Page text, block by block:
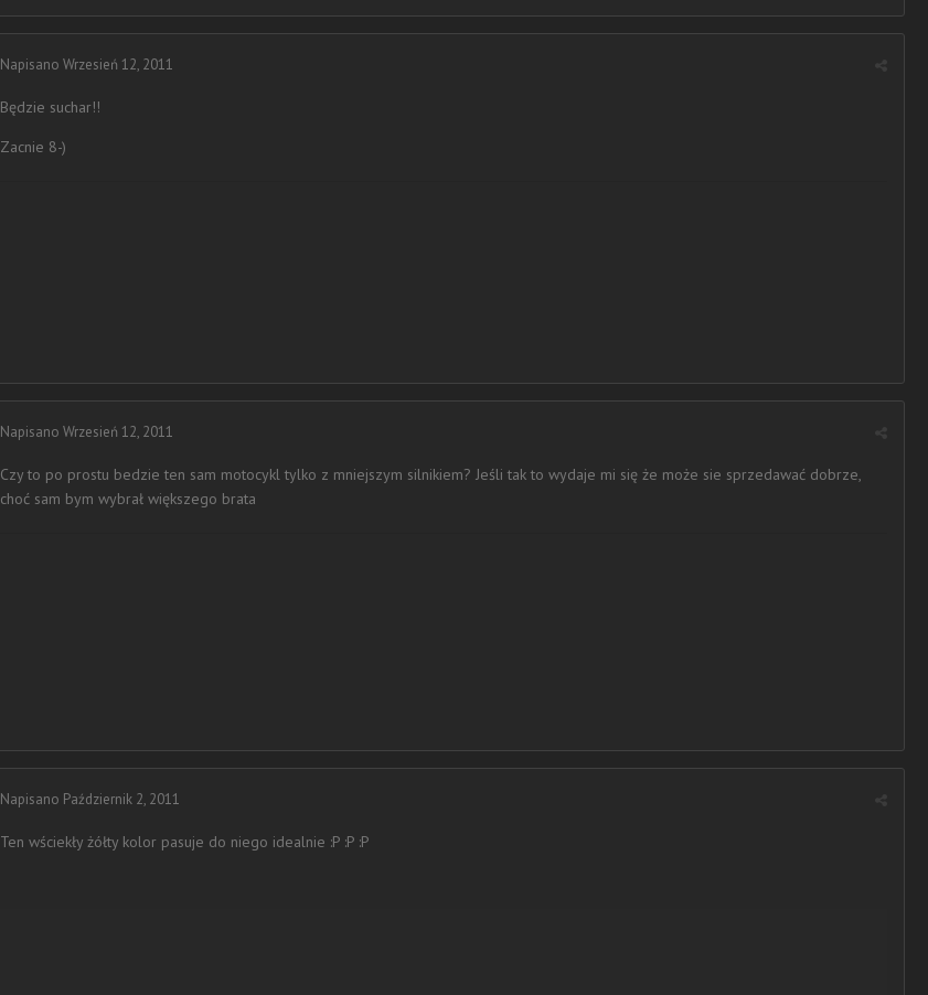
Napisano Wrzesień 12, 2011
Będzie suchar!!
Zacnie 8-)
Napisano Wrzesień 12, 2011
Czy to po prostu bedzie ten sam motocykl tylko z mniejszym silnikiem? Jeśli tak to wydaje mi się że może sie sprzedawać dobrze,
choć sam bym wybrał większego brata
Napisano Październik 2, 2011
Ten wściekły żółty kolor pasuje do niego idealnie :P :P :P